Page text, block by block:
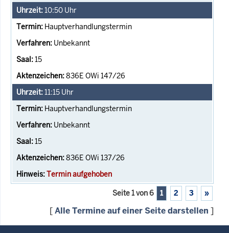
10:50 Uhr
Hauptverhandlungstermin
Unbekannt
15
836E OWi 147/26
11:15 Uhr
Hauptverhandlungstermin
Unbekannt
15
836E OWi 137/26
Termin aufgehoben
Seite 1 von 6 1 2 3 »
[Alle Termine auf einer Seite darstellen ]